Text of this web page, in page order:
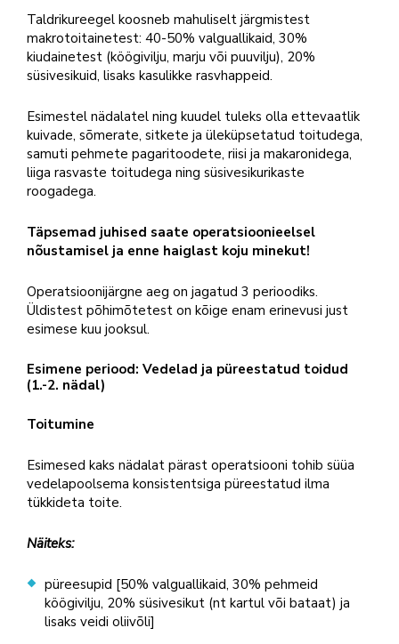
Taldrikureegel koosneb mahuliselt järgmistest
makrotoitainetest: 40-50% valguallikaid, 30%
kiudainetest (köögivilju, marju või puuvilju), 20%
süsivesikuid, lisaks kasulikke rasvhappeid.
Esimestel nädalatel ning kuudel tuleks olla ettevaatlik
kuivade, sõmerate, sitkete ja üleküpsetatud toitudega,
samuti pehmete pagaritoodete, riisi ja makaronidega,
liiga rasvaste toitudega ning süsivesikurikaste
roogadega.
Täpsemad juhised saate operatsioonieelsel
nõustamisel ja enne haiglast koju minekut!
Operatsioonijärgne aeg on jagatud 3 perioodiks.
Üldistest põhimõtetest on kõige enam erinevusi just
esimese kuu jooksul.
Esimene periood: Vedelad ja püreestatud toidud
(1.-2. nädal)
Toitumine
Esimesed kaks nädalat pärast operatsiooni tohib süüa
vedelapoolsema konsistentsiga püreestatud ilma
tükkideta toite.
Näiteks:
püreesupid [50% valguallikaid, 30% pehmeid
köögivilju, 20% süsivesikut (nt kartul või bataat) ja
lisaks veidi oliivõli]